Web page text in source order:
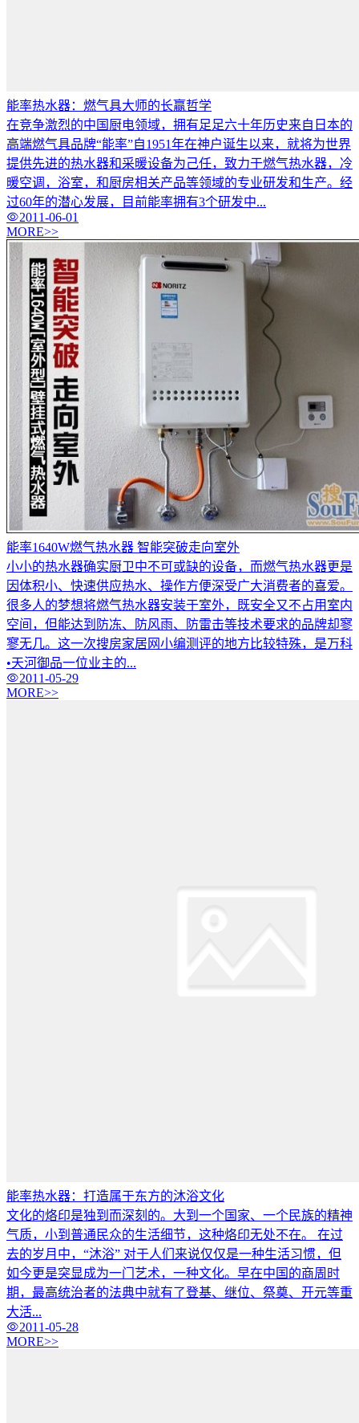
能率热水器：燃气具大师的长赢哲学
在竞争激烈的中国厨电领域，拥有足足六十年历史来自日本的
高端燃气具品牌“能率”自1951年在神户诞生以来，就将为世界
提供先进的热水器和采暖设备为己任，致力于燃气热水器，冷
暖空调，浴室，和厨房相关产品等领域的专业研发和生产。经
过60年的潜心发展，目前能率拥有3个研发中...
2011-06-01
MORE>>
能率1640W燃气热水器 智能突破走向室外
小小的热水器确实厨卫中不可或缺的设备，而燃气热水器更是
因体积小、快速供应热水、操作方便深受广大消费者的喜爱。
很多人的梦想将燃气热水器安装于室外，既安全又不占用室内
空间，但能达到防冻、防风雨、防雷击等技术要求的品牌却寥
寥无几。这一次搜房家居网小编测评的地方比较特殊，是万科
•天河御品一位业主的...
2011-05-29
MORE>>
能率热水器：打造属于东方的沐浴文化
文化的烙印是独到而深刻的。大到一个国家、一个民族的精神
气质，小到普通民众的生活细节，这种烙印无处不在。 在过
去的岁月中，“沐浴” 对于人们来说仅仅是一种生活习惯，但
如今更是突显成为一门艺术，一种文化。早在中国的商周时
期，最高统治者的法典中就有了登基、继位、祭奠、开元等重
大活...
2011-05-28
MORE>>